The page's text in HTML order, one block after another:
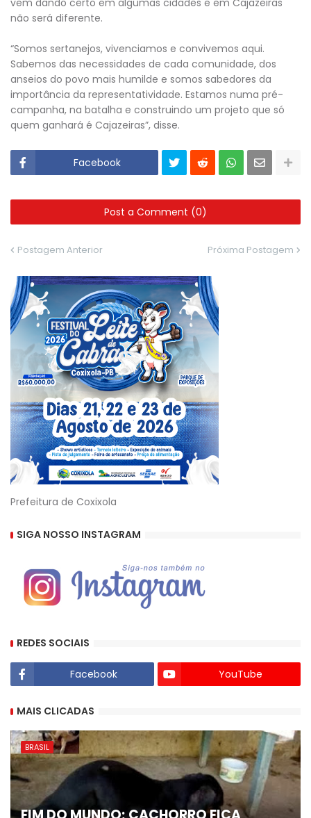
não será diferente.
“Somos sertanejos, vivenciamos e convivemos aqui.
Sabemos das necessidades de cada comunidade, dos
anseios do povo mais humilde e somos sabedores da
importância da representatividade. Estamos numa pré-
campanha, na batalha e construindo um projeto que só
quem ganhará é Cajazeiras”, disse.
Facebook
Post a Comment (0)
Postagem Anterior Próxima Postagem
Prefeitura de Coxixola
SIGA NOSSO INSTAGRAM
REDES SOCIAIS
Facebook YouTube
MAIS CLICADAS
BRASIL